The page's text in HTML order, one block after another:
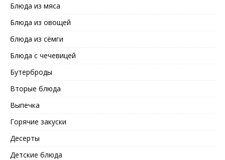
Блюда из мяса
Блюда из овощей
блюда из сёмги
Блюда с чечевицей
Бутерброды
Вторые блюда
Выпечка
Горячие закуски
Десерты
Детские блюда